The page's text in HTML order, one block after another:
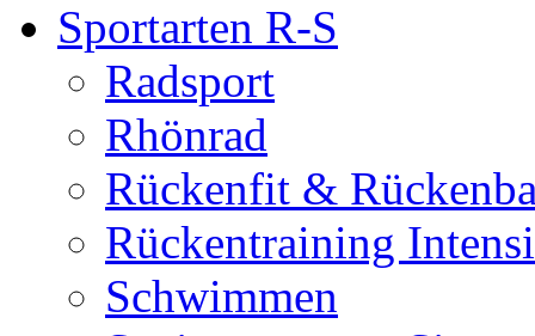
Sportarten R-S
Radsport
Rhönrad
Rückenfit &
Rückentraining
Schwimmen